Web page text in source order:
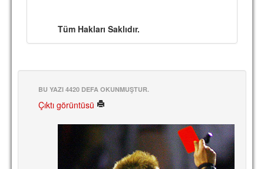
HAKKIMIZDA
İRTİBAT
SİTE İSTATİSTİKLERİ
REKLAM YAYINI
Tüm Hakları Saklıdır.
BU YAZI 4420 DEFA OKUNMUŞTUR.
Çıktı görüntüsü